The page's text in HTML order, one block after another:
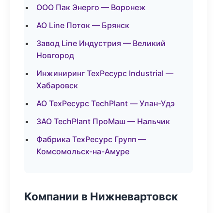
ООО Пак Энерго — Воронеж
АО Line Поток — Брянск
Завод Line Индустрия — Великий
Новгород
Инжиниринг ТехРесурс Industrial —
Хабаровск
АО ТехРесурс TechPlant — Улан-Удэ
ЗАО TechPlant ПроМаш — Нальчик
Фабрика ТехРесурс Групп —
Комсомольск-на-Амуре
Компании в Нижневартовск